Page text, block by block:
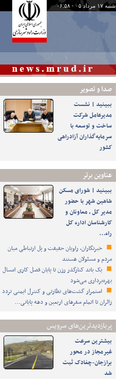
شنبه ۱۷ مرداد ۰۵ - ۰۶:۵۸
صدا و تصوير
ببینید | نشست
مدیرعامل شرکت
ساخت و توسعه با
سرمایه‌گذاران آزادراهی
کشور
عناوین برتر
ببینید | شورای مسکن
شاهین شهر با حضور
مدیر کل ، معاونان و
کارشناسان اداره کل
راه…
خبرنگاران، راویان حقیقت و پل ارتباطی میان
مردم و مسئولان هستند
یک باند کنارگذر رزن تا پایان فصل کاری امسال
بهره‌برداری می‌شود
استمرار گشت‌های نظارتی و کنترل ایمنی تردد
زائران تا اتمام سفرهای اربعین و دهه پایانی…
پربازدیدترین‌های سرویس
بیشترین سرعت
غیرمجاز در محور
برازجان-چغادک ثبت
شد